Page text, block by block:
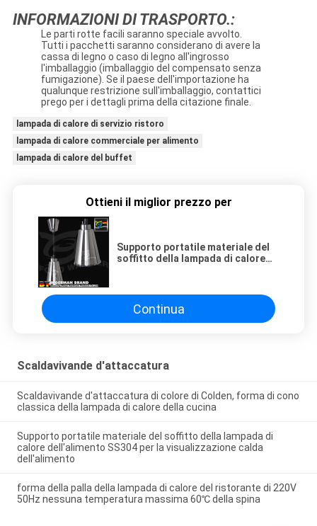
INFORMAZIONI DI TRASPORTO.:
Le parti rotte facili saranno speciale avvolto.
Tutti i pacchetti saranno considerano di avere la
cassa di legno o caso di legno all'ingrosso
l'imballaggio (imballaggio del compensato senza
fumigazione). Se il paese dell'importazione ha
qualunque restrizione sull'imballaggio, contattici
prego per i dettagli prima della citazione finale.
lampada di calore di servizio ristoro
lampada di calore commerciale per alimento
lampada di calore del buffet
Ottieni il miglior prezzo per
Supporto portatile materiale del
soffitto della lampada di calore
dell'alimento
Continua
Scaldavivande d'attaccatura
Scaldavivande d'attaccatura di colore di Colden, forma di cono
classica della lampada di calore della cucina
Supporto portatile materiale del soffitto della lampada di
calore dell'alimento SS304 per la visualizzazione calda
dell'alimento
forma della palla della lampada di calore del ristorante di 220V
50Hz nessuna temperatura massima 60℃ della spina